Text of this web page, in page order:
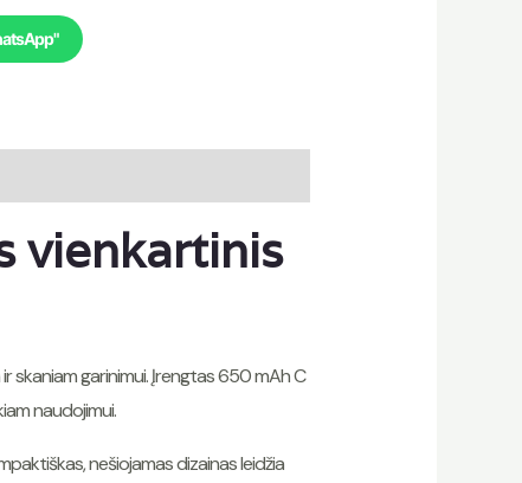
vienkartinis
skaniam garinimui. Įrengtas 650 mAh C
naudojimui.
nešiojamas dizainas leidžia